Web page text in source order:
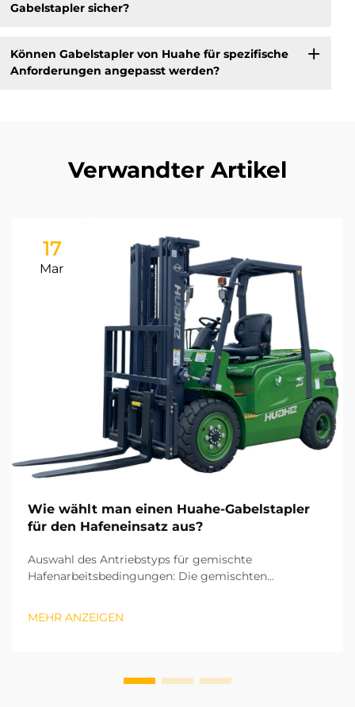
Gabelstapler sicher?
Können Gabelstapler von Huahe für spezifische
Anforderungen angepasst werden?
Verwandter Artikel
17
Mar
Wie wählt man einen Huahe-Gabelstapler
für den Hafeneinsatz aus?
Auswahl des Antriebstyps für gemischte
Hafenarbeitsbedingungen: Die gemischten
und Entladen im Freigelände. Daher ist der
MEHR ANZEIGEN